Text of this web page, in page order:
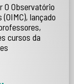
O Observatório
lançado
cursos da